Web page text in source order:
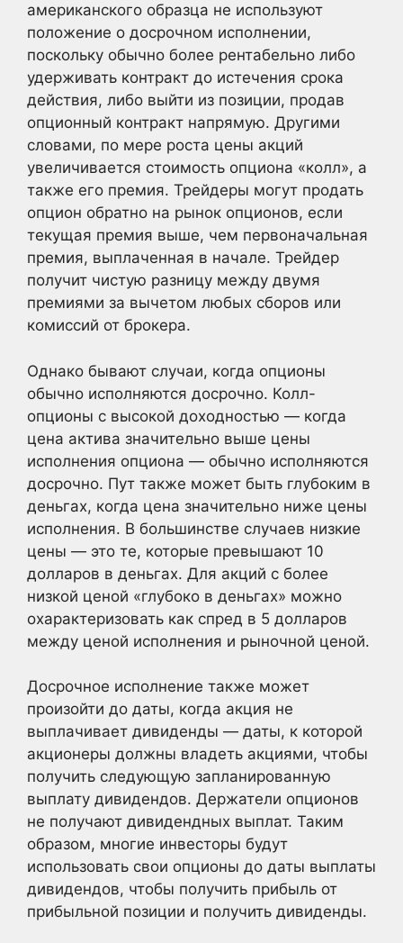
американского образца не используют
положение о досрочном исполнении,
поскольку обычно более рентабельно либо
удерживать контракт до истечения срока
действия, либо выйти из позиции, продав
опционный контракт напрямую. Другими
словами, по мере роста цены акций
увеличивается стоимость опциона «колл», а
также его премия. Трейдеры могут продать
опцион обратно на рынок опционов, если
текущая премия выше, чем первоначальная
премия, выплаченная в начале. Трейдер
получит чистую разницу между двумя
премиями за вычетом любых сборов или
комиссий от брокера.
Однако бывают случаи, когда опционы
обычно исполняются досрочно. Колл-
опционы с высокой доходностью — когда
цена актива значительно выше цены
исполнения опциона — обычно исполняются
досрочно. Пут также может быть глубоким в
деньгах, когда цена значительно ниже цены
исполнения. В большинстве случаев низкие
цены — это те, которые превышают 10
долларов в деньгах. Для акций с более
низкой ценой «глубоко в деньгах» можно
охарактеризовать как спред в 5 долларов
между ценой исполнения и рыночной ценой.
Досрочное исполнение также может
произойти до даты, когда акция не
выплачивает дивиденды — даты, к которой
акционеры должны владеть акциями, чтобы
получить следующую запланированную
выплату дивидендов. Держатели опционов
не получают дивидендных выплат. Таким
образом, многие инвесторы будут
использовать свои опционы до даты выплаты
дивидендов, чтобы получить прибыль от
прибыльной позиции и получить дивиденды.